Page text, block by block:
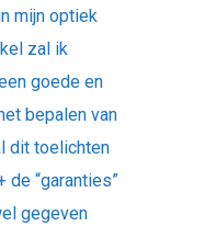
mijn optiek
zal ik
goede en
bepalen van
dit toelichten
de “garanties”
gegeven